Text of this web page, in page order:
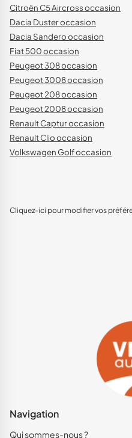
Citroën C5 Aircross occasion
Dacia Duster occasion
Dacia Sandero occasion
Fiat 500 occasion
Peugeot 308 occasion
Peugeot 3008 occasion
Peugeot 208 occasion
Peugeot 2008 occasion
Renault Captur occasion
Renault Clio occasion
Volkswagen Golf occasion
Cliquez-ici pour modifier vos
Navigation
Qui sommes-nous ?